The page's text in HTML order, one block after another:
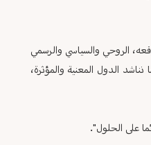
الروحي والسياسي والرسمي
الدول المعنية والمؤثرة،
على الحلول".